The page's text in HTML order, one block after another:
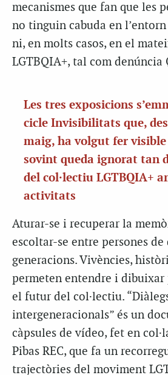
mecanismes que fan que les
no tinguin cabuda en
ni, en molts casos, en el
LGTBQIA+, tal com denúncia
Les tres exposicions
cicle Invisibilitats que,
maig, ha volgut fer
sovint queda ignorat tan
del col·lectiu LGTBQIA+
activitats
Aturar-se i recuperar la
escoltar-se entre persones
generacions. Vivències,
permeten entendre i dibuixar
el futur del col·lectiu.
intergeneracionals” és un
càpsules de vídeo, fet en
Pibas REC, que fa un
trajectòries del moviment